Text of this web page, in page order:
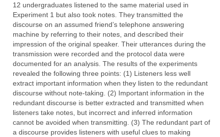
12 undergraduates listened to the same material used in
Experiment 1 but also took notes. They transmitted the
discourse on an assumed friend’s telephone answering
machine by referring to their notes, and described their
impression of the original speaker. Their utterances during the
transmission were recorded and the protocol data were
documented for an analysis. The results of the experiments
revealed the following three points: (1) Listeners less well
extract important information when they listen to the redundant
discourse without note-taking. (2) Important information in the
redundant discourse is better extracted and transmitted when
listeners take notes, but incorrect and inferred information
cannot be avoided when transmitting. (3) The redundant part of
a discourse provides listeners with useful clues to making